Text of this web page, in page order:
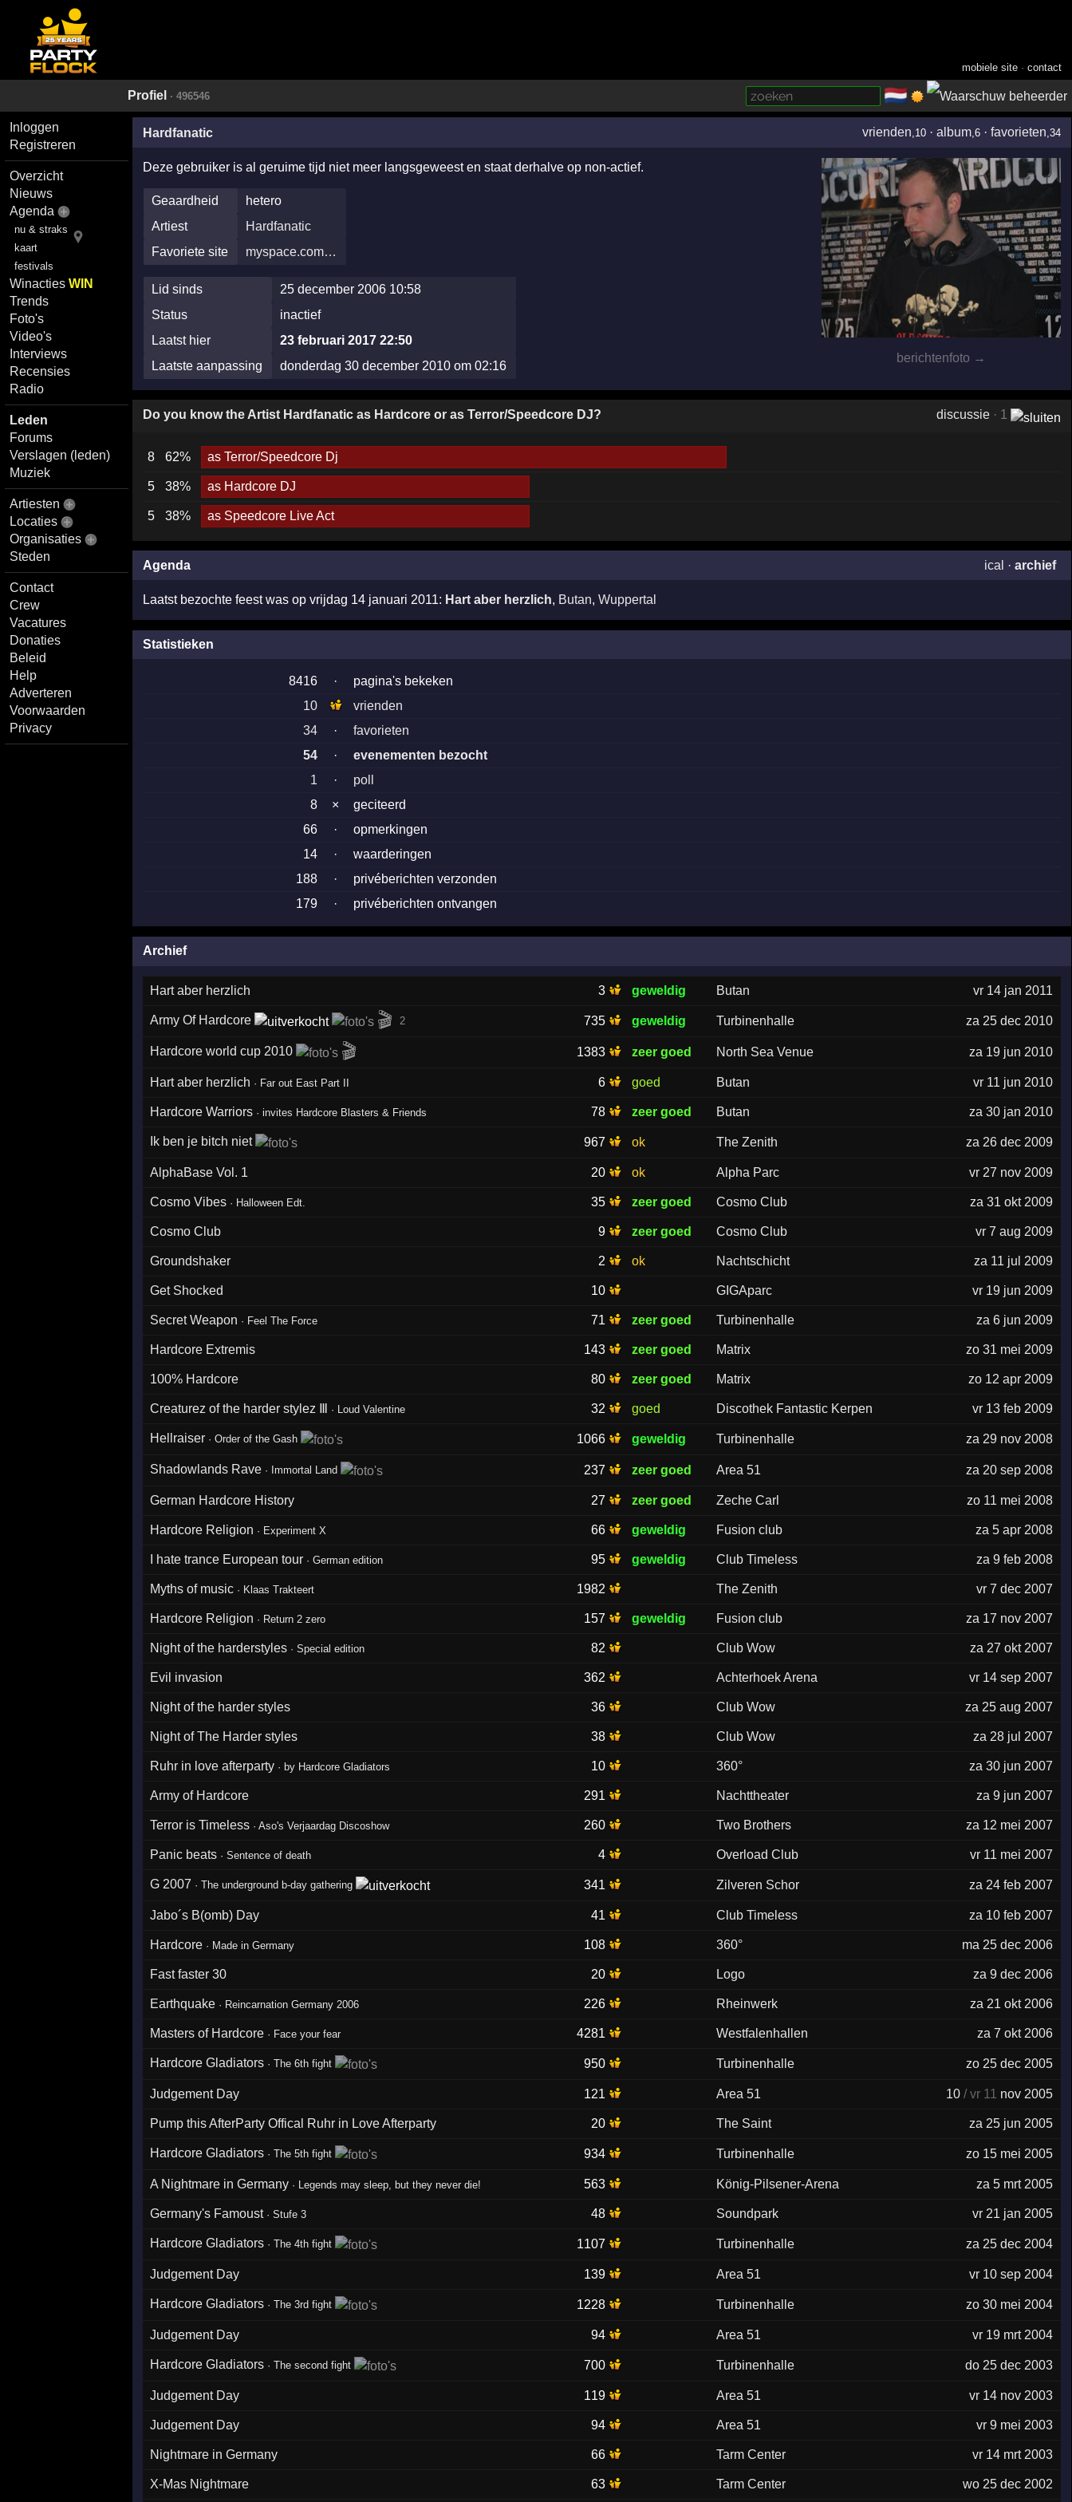
mobiele site ·contact
Profiel · 496546 🇳🇱
Inloggen
Registreren
Overzicht
Nieuws
Agenda
nu & straks
kaart
festivals
WinactiesWIN
Trends
Foto's
Video's
Interviews
Recensies
Radio
Leden
Forums
Verslagen (leden)
Muziek
Artiesten
Locaties
Organisaties
Steden
Contact
Crew
Vacatures
Donaties
Beleid
Help
Adverteren
Voorwaarden
Privacy
Hardfanatic vrienden ,10 ·album ,6 ·favorieten ,34
berichtenfoto →
Deze gebruiker is al geruime tijd niet meer langsgeweest en staat derhalve op non-actief.
Geaardheid
hetero
Artiest
Hardfanatic
Favoriete site
myspace.com…
Lid sinds
25 december 2006 10:58
Status
inactief
Laatst hier
23 februari 2017 22:50
Laatste aanpassing
donderdag 30 december 2010 om 02:16
Do you know the Artist Hardfanatic as Hardcore or as Terror/Speedcore DJ? discussie · 1
8 62% as Terror/Speedcore Dj
5 38% as Hardcore DJ
5 38% as Speedcore Live Act
Agenda ical · archief
Laatst bezochte feest was op vrijdag 14 januari 2011: Hart aber herzlich, Butan, Wuppertal
Statistieken
8416 ·
pagina's bekeken
10
vrienden
34
·
favorieten
54
·
evenementen bezocht
1
·
poll
8
×
geciteerd
66
·
opmerkingen
14
·
waarderingen
188
·
privéberichten verzonden
179
· privéberichten ontvangen
Archief
Hart aber herzlich 3 geweldig Butan vr 14 jan 2011
Army Of Hardcore 🎬 2 735 geweldig Turbinenhalle za 25 dec 2010
Hardcore world cup 2010 🎬 1383 zeer goed North Sea Venue za 19 jun 2010
Hart aber herzlich · Far out East Part II 6 goed Butan vr 11 jun 2010
Hardcore Warriors ·invites Hardcore Blasters & Friends 78 zeer goed Butan za 30 jan 2010
Ik ben je bitch niet 967 ok The Zenith za 26 dec 2009
AlphaBase Vol. 1 20 ok Alpha Parc vr 27 nov 2009
Cosmo Vibes · Halloween Edt. 35 zeer goed Cosmo Club za 31 okt 2009
Cosmo Club 9 zeer goed Cosmo Club vr 7 aug 2009
Groundshaker 2 ok Nachtschicht za 11 jul 2009
Get Shocked 10 GIGAparc vr 19 jun 2009
Secret Weapon · Feel The Force 71 zeer goed Turbinenhalle za 6 jun 2009
Hardcore Extremis 143 zeer goed Matrix zo 31 mei 2009
100% Hardcore 80 zeer goed Matrix zo 12 apr 2009
Creaturez of the harder stylez Ⅲ · Loud Valentine 32 goed Discothek Fantastic Kerpen vr 13 feb 2009
Hellraiser ·Order of the Gash 1066 geweldig Turbinenhalle za 29 nov 2008
Shadowlands Rave · Immortal Land 237 zeer goed Area 51 za 20 sep 2008
German Hardcore History 27 zeer goed Zeche Carl zo 11 mei 2008
Hardcore Religion · Experiment X 66 geweldig Fusion club za 5 apr 2008
I hate trance European tour ·German edition 95 geweldig Club Timeless za 9 feb 2008
Myths of music · Klaas Trakteert 1982 The Zenith vr 7 dec 2007
Hardcore Religion · Return 2 zero 157 geweldig Fusion club za 17 nov 2007
Night of the harderstyles ·Special edition 82 Club Wow za 27 okt 2007
Evil invasion 362 Achterhoek Arena vr 14 sep 2007
Night of the harder styles 36 Club Wow za 25 aug 2007
Night of The Harder styles 38 Club Wow za 28 jul 2007
Ruhr in love afterparty · by Hardcore Gladiators 10 360° za 30 jun 2007
Army of Hardcore 291 Nachttheater za 9 jun 2007
Terror is Timeless ·Aso's Verjaardag Discoshow 260 Two Brothers za 12 mei 2007
Panic beats ·Sentence of death 4 Overload Club vr 11 mei 2007
G 2007 ·The underground b-day gathering 341 Zilveren Schor za 24 feb 2007
Jabo´s B(omb) Day 41 Club Timeless za 10 feb 2007
Hardcore · Made in Germany 108 360° ma 25 dec 2006
Fast faster 30 20 Logo za 9 dec 2006
Earthquake · Reincarnation Germany 2006 226 Rheinwerk za 21 okt 2006
Masters of Hardcore · Face your fear 4281 Westfalenhallen za 7 okt 2006
Hardcore Gladiators ·The 6th fight 950 Turbinenhalle zo 25 dec 2005
Judgement Day 121 Area 51 10/ vr 11 nov 2005
Pump this AfterParty Offical Ruhr in Love Afterparty 20 The Saint za 25 jun 2005
Hardcore Gladiators ·The 5th fight 934 Turbinenhalle zo 15 mei 2005
A Nightmare in Germany · Legends may sleep, but they never die! 563 König-Pilsener-Arena za 5 mrt 2005
Germany's Famoust ·Stufe 3 48 Soundpark vr 21 jan 2005
Hardcore Gladiators ·The 4th fight 1107 Turbinenhalle za 25 dec 2004
Judgement Day 139 Area 51 vr 10 sep 2004
Hardcore Gladiators ·The 3rd fight 1228 Turbinenhalle zo 30 mei 2004
Judgement Day 94 Area 51 vr 19 mrt 2004
Hardcore Gladiators ·The second fight 700 Turbinenhalle do 25 dec 2003
Judgement Day 119 Area 51 vr 14 nov 2003
Judgement Day 94 Area 51 vr 9 mei 2003
Nightmare in Germany 66 Tarm Center vr 14 mrt 2003
X-Mas Nightmare 63 Tarm Center wo 25 dec 2002